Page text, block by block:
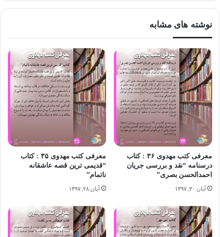
است که کار را برای خوانندگان آسان نموده است.
معرفی کتاب معرفی کتب مهدوی
نوشته های مشابه
معرفی کتب مهدوی ۳۶ : کتاب
درسنامه “نقد و بررسی جریان
احمدالحسن بصری”
آبان ۳۰, ۱۳۹۷
معرفی کتب مهدوی ۳۵ : کتاب
“قدیمی ترین قصه عاشقانه
ناتمام”
آبان ۲۸, ۱۳۹۷